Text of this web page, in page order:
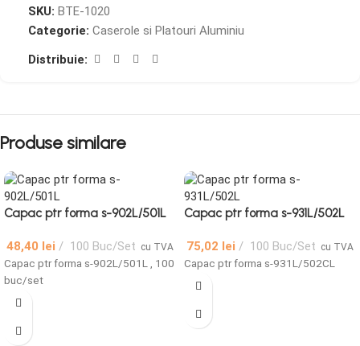
SKU: BTE-1020
Categorie: Caserole si Platouri Aluminiu
Distribuie:
Produse similare
Capac ptr forma s-902L/501L
48,40 lei 100 Buc/Set cu TVA
Capac ptr forma s-902L/501L , 100
buc/set
Capac ptr forma s-931L/502L
75,02 lei 100 Buc/Set cu TVA
Capac ptr forma s-931L/502CL